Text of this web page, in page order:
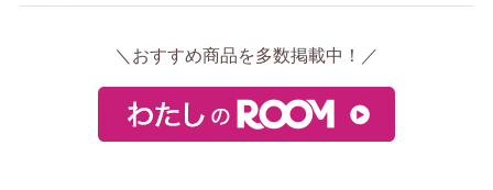
＼おすすめ商品を多数掲載中！／